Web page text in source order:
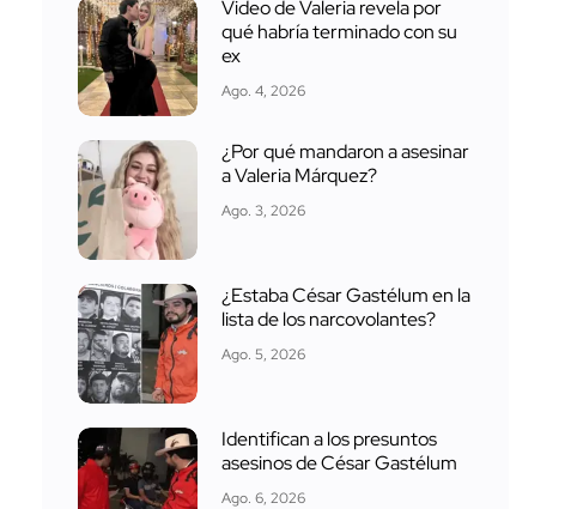
Video de Valeria revela por
qué habría terminado con su
ex
Ago. 4, 2026
¿Por qué mandaron a asesinar
a Valeria Márquez?
Ago. 3, 2026
¿Estaba César Gastélum en la
lista de los narcovolantes?
Ago. 5, 2026
Identifican a los presuntos
asesinos de César Gastélum
Ago. 6, 2026